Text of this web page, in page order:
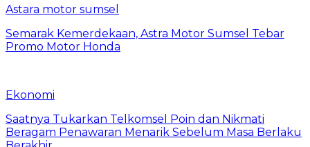
Astara motor sumsel
Semarak Kemerdekaan, Astra Motor Sumsel Tebar
Promo Motor Honda
Ekonomi
Saatnya Tukarkan Telkomsel Poin dan Nikmati
Beragam Penawaran Menarik Sebelum Masa Berlaku